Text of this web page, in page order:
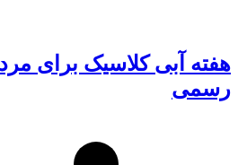
هفته آبی کلاسیک برای
رسمی